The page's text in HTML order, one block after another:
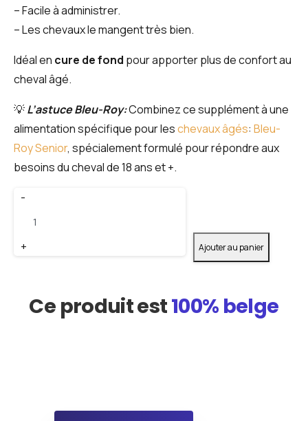
– Facile à administrer.
– Les chevaux le mangent très bien.
Idéal en cure de fond pour apporter plus de confort au
cheval âgé.
💡L’astuce Bleu-Roy:Combinez ce supplément à une
alimentation spécifique pour leschevaux âgés: Bleu-
Roy Senior, spécialement formulé pour répondre aux
besoins du cheval de 18 ans et +.
-
+ Ajouter au panier
Ce produit est100% belge